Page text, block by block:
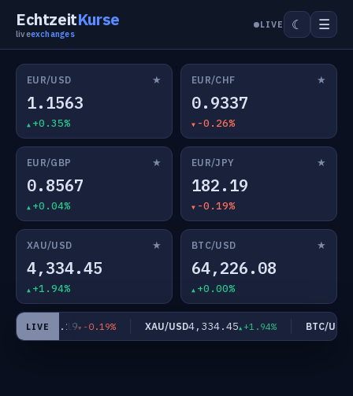
EchtzeitKurse
liveexchanges
LIVE ☾ ☰
EUR/USD ★
1.1563
+0.35%
EUR/CHF ★
0.9337
-0.26%
EUR/GBP ★
0.8567
+0.04%
EUR/JPY ★
182.19
-0.19%
XAU/USD ★
4,334.45
+1.94%
BTC/USD ★
64,226.08
+0.00%
LIVE
JPY182.19 -0.19% XAU/USD4,334.45 +1.94% BTC/USD